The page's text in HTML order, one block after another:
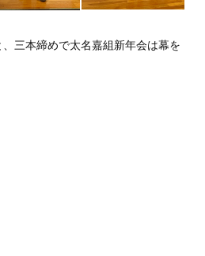
三本締めで太名嘉組新年会は幕を